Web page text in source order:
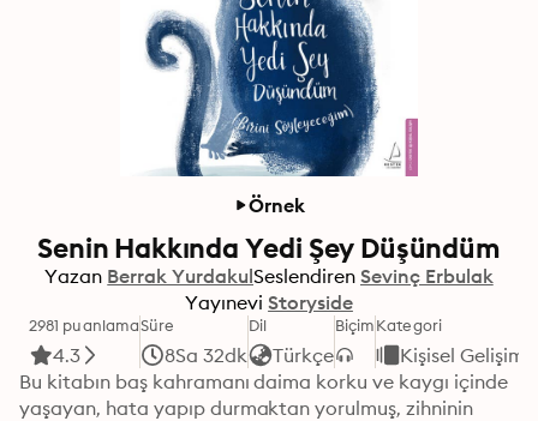
Örnek
Senin Hakkında Yedi Şey Düşündüm
Yazan Berrak YurdakulSeslendiren Sevinç Erbulak
Yayınevi Storyside
2981 puanlama
4.3
Süre
8Sa 32dk
Dil
Türkçe
BiçimKategori
Kişisel Gelişim
Bu kitabın baş kahramanı daima korku ve kaygı içinde
yaşayan, hata yapıp durmaktan yorulmuş, zihninin